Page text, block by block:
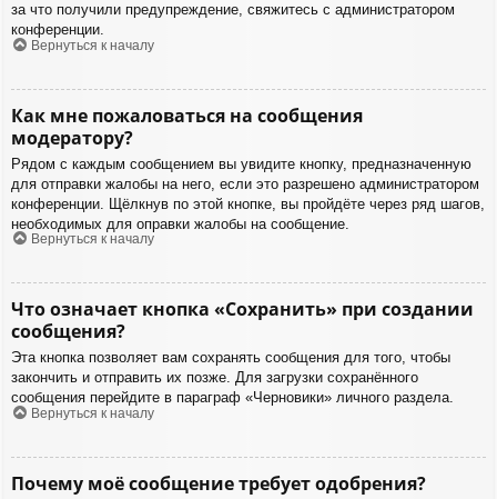
за что получили предупреждение, свяжитесь с администратором
конференции.
Вернуться к началу
Как мне пожаловаться на сообщения
модератору?
Рядом с каждым сообщением вы увидите кнопку, предназначенную
для отправки жалобы на него, если это разрешено администратором
конференции. Щёлкнув по этой кнопке, вы пройдёте через ряд шагов,
необходимых для оправки жалобы на сообщение.
Вернуться к началу
Что означает кнопка «Сохранить» при создании
сообщения?
Эта кнопка позволяет вам сохранять сообщения для того, чтобы
закончить и отправить их позже. Для загрузки сохранённого
сообщения перейдите в параграф «Черновики» личного раздела.
Вернуться к началу
Почему моё сообщение требует одобрения?